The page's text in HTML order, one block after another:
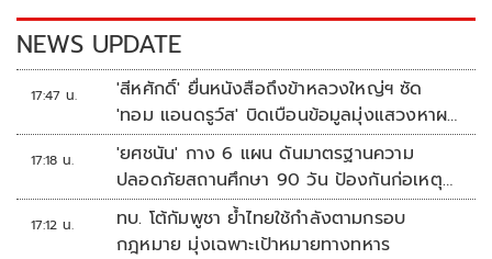
k k
NEWS UPDATE
17:47 น.
'สีหศักดิ์' ยื่นหนังสือถึงข้าหลวงใหญ่ฯ ซัด
'ทอม แอนดรูว์ส' บิดเบือนข้อมูลมุ่งแสวงหาผล
ประโยชน์ทางการเมือง
17:18 น.
'ยศชนัน' กาง 6 แผน ดันมาตรฐานความ
ปลอดภัยสถานศึกษา 90 วัน ป้องกันก่อเหตุ
รุนแรง
17:12 น.
ทบ. โต้กัมพูชา ย้ำไทยใช้กำลังตามกรอบ
กฎหมาย มุ่งเฉพาะเป้าหมายทางทหาร